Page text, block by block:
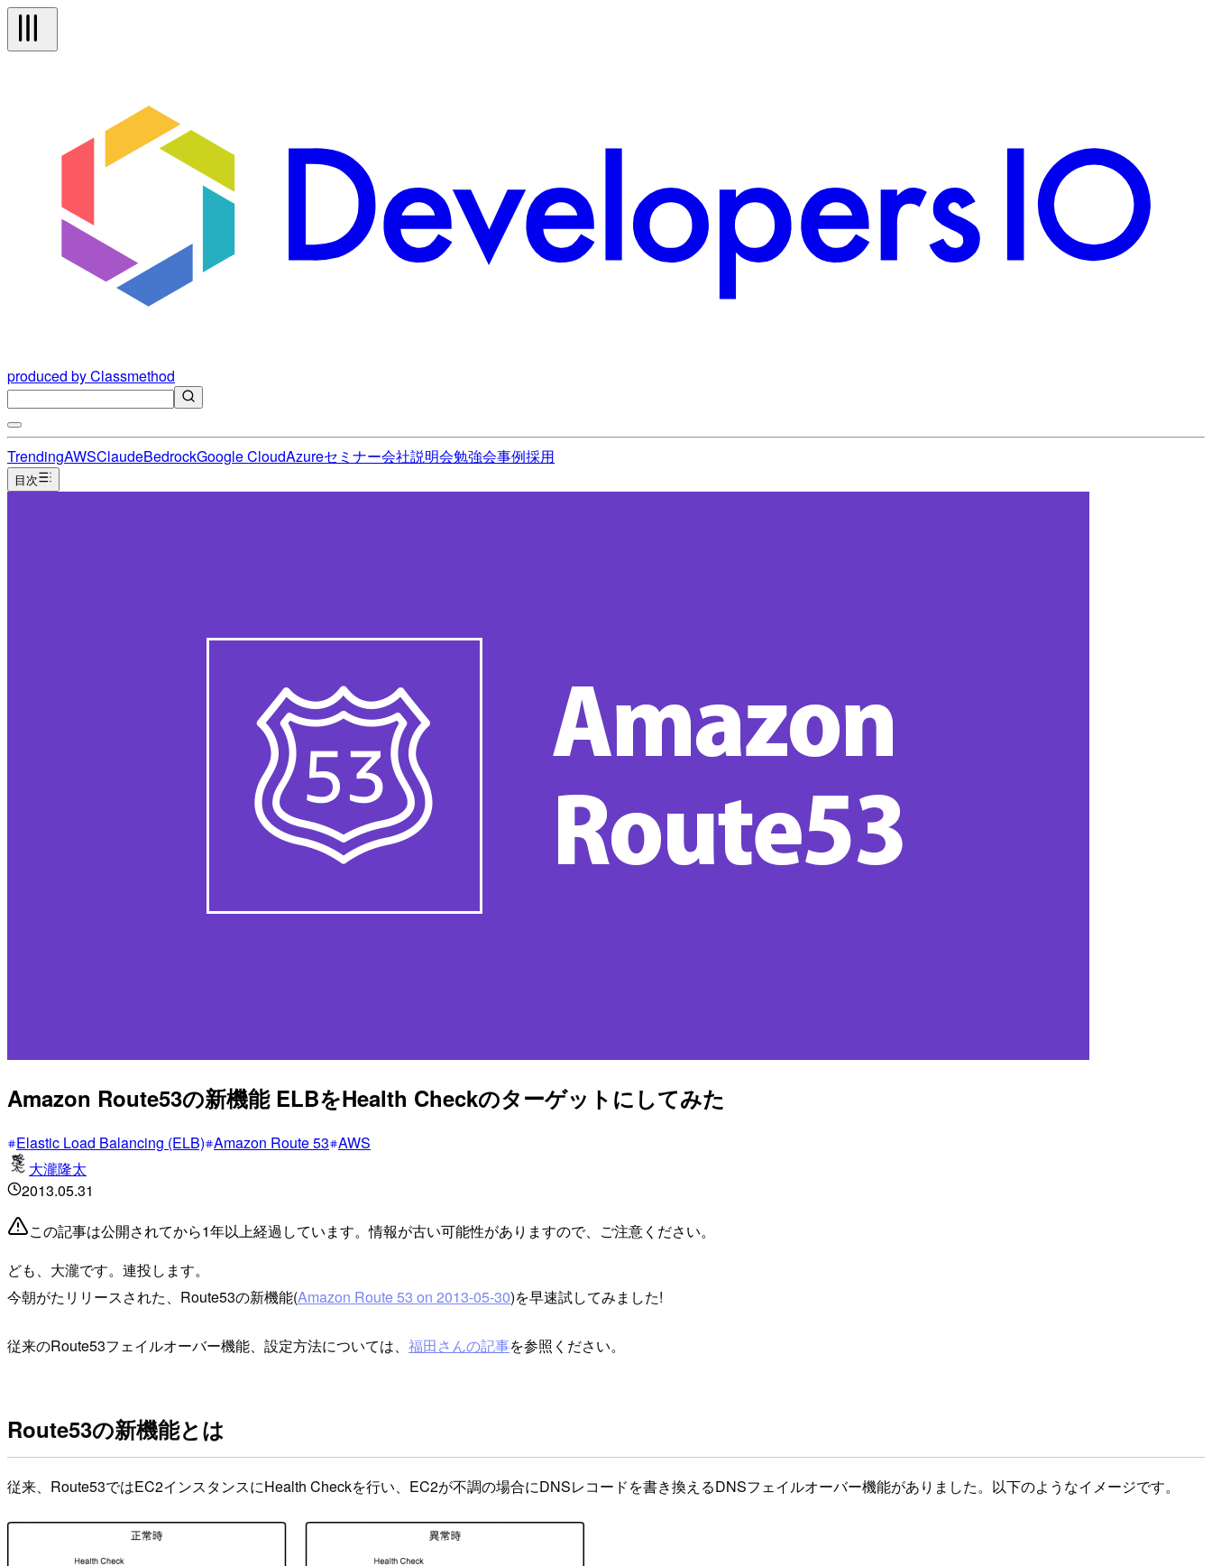
produced by Classmethod
TrendingAWSClaudeBedrockGoogle CloudAzureセミナー会社説明会勉強会事例採用
目次
Amazon Route53の新機能 ELBをHealth Checkのターゲットにしてみた
Elastic Load Balancing (ELB) Amazon Route 53 AWS
大瀧隆太
2013.05.31
この記事は公開されてから1年以上経過しています。情報が古い可能性がありますので、ご注意ください。
ども、大瀧です。連投します。
今朝がたリリースされた、Route53の新機能(Amazon Route 53 on 2013-05-30)を早速試してみました!
従来のRoute53フェイルオーバー機能、設定方法については、 福田さんの記事を参照ください。
Route53の新機能とは
従来、Route53ではEC2インスタンスにHealth Checkを行い、EC2が不調の場合にDNSレコードを書き換えるDNSフェイルオーバー機能がありました。以下のようなイメージです。